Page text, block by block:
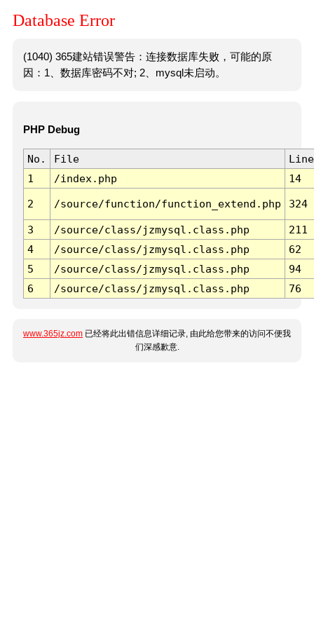
Database Error
(1040) 365建站错误警告：连接数据库失败，可能的原
因：1、数据库密码不对; 2、mysql未启动。
PHP Debug
No. File
Line
1
/index.php 14
2 /source/function/function_extend.php 324
3 /source/class/jzmysql.class.php
211
4
/source/class/jzmysql.class.php
62
5
/source/class/jzmysql.class.php
94
6
/source/class/jzmysql.class.php 76
www.365jz.com 已经将此出错信息详细记录, 由此给您带来的访问不便我
们深感歉意.